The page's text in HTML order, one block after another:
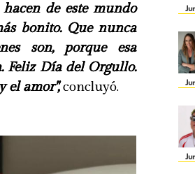
de este mundo
bonito. Que nunca
son, porque esa
Feliz Día del Orgullo.
el amor",concluyó.